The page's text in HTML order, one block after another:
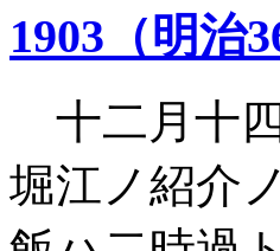
1903（明治
十二月十
堀江ノ紹介